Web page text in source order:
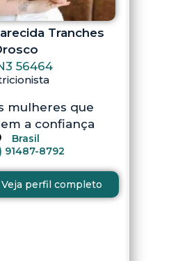
Tranches
56464
mulheres que
a confiança
Brasil
91487-8792
Veja perfil completo